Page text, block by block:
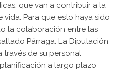
que van a contribuir a la
Para que esto haya sido
la colaboración entre las
Párraga. La Diputación
de su personal
a largo plazo